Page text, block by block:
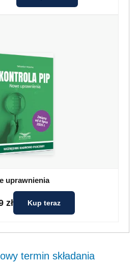
uprawnienia
zł Kup teraz
termin składania